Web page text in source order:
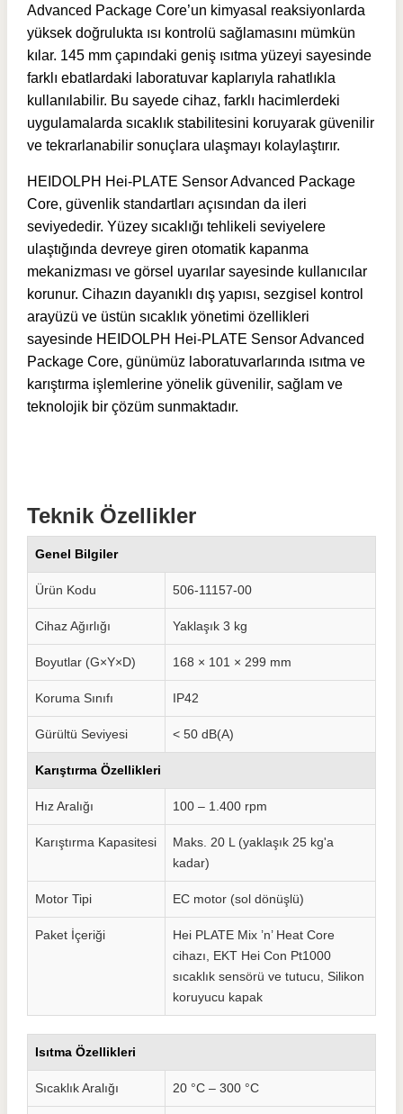
Advanced Package Core’un kimyasal reaksiyonlarda
yüksek doğrulukta ısı kontrolü sağlamasını mümkün
kılar. 145 mm çapındaki geniş ısıtma yüzeyi sayesinde
farklı ebatlardaki laboratuvar kaplarıyla rahatlıkla
kullanılabilir. Bu sayede cihaz, farklı hacimlerdeki
uygulamalarda sıcaklık stabilitesini koruyarak güvenilir
ve tekrarlanabilir sonuçlara ulaşmayı kolaylaştırır.
HEIDOLPH Hei-PLATE Sensor Advanced Package
Core, güvenlik standartları açısından da ileri
seviyededir. Yüzey sıcaklığı tehlikeli seviyelere
ulaştığında devreye giren otomatik kapanma
mekanizması ve görsel uyarılar sayesinde kullanıcılar
korunur. Cihazın dayanıklı dış yapısı, sezgisel kontrol
arayüzü ve üstün sıcaklık yönetimi özellikleri
sayesinde HEIDOLPH Hei-PLATE Sensor Advanced
Package Core, günümüz laboratuvarlarında ısıtma ve
karıştırma işlemlerine yönelik güvenilir, sağlam ve
teknolojik bir çözüm sunmaktadır.
Teknik Özellikler
Genel Bilgiler
Ürün Kodu 506-11157-00
Cihaz Ağırlığı Yaklaşık 3 kg
Boyutlar (G×Y×D) 168 × 101 × 299 mm
Koruma Sınıfı IP42
Gürültü Seviyesi < 50 dB(A)
Karıştırma Özellikleri
Hız Aralığı 100 – 1.400 rpm
Karıştırma Kapasitesi
Maks. 20 L (yaklaşık 25 kg'a
kadar)
Motor Tipi EC motor (sol dönüşlü)
Paket İçeriği
Hei PLATE Mix ’n’ Heat Core
cihazı, EKT Hei Con Pt1000
sıcaklık sensörü ve tutucu, Silikon
koruyucu kapak
Isıtma Özellikleri
Sıcaklık Aralığı 20 °C – 300 °C